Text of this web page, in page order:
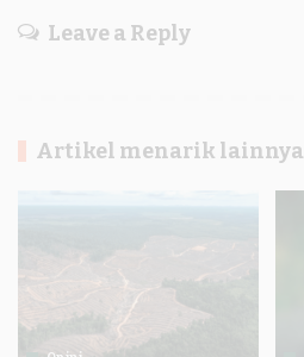
Leave a Reply
Artikel menarik lainnya